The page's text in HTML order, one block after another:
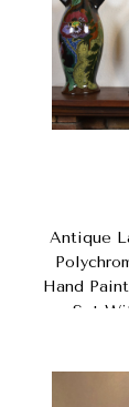
Antique
Hand
Set